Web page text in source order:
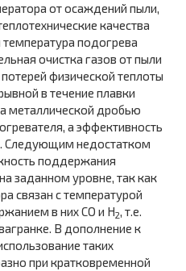
от осаждений пыли,
качества
подогрева
очистка газов от пыли
физической теплоты
в течение плавки
металлической дробью
а эффективность
Следующим недостатком
поддержания
заданном уровне, так как
связан с температурой
в них CO и H2, т.е.
В дополнение к
таких
при кратковременной